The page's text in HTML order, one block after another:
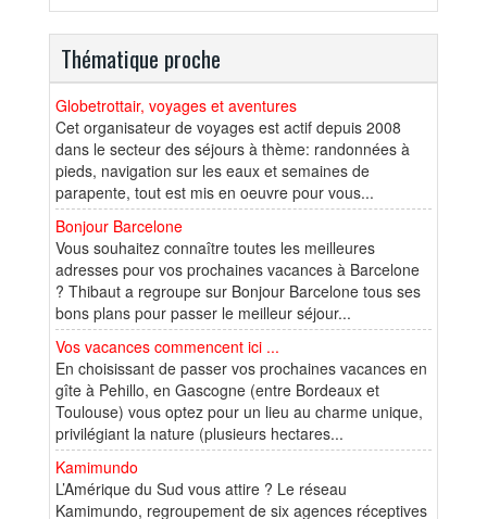
Thématique proche
Globetrottair, voyages et aventures
Cet organisateur de voyages est actif depuis 2008
dans le secteur des séjours à thème: randonnées à
pieds, navigation sur les eaux et semaines de
parapente, tout est mis en oeuvre pour vous...
Bonjour Barcelone
Vous souhaitez connaître toutes les meilleures
adresses pour vos prochaines vacances à Barcelone
? Thibaut a regroupe sur Bonjour Barcelone tous ses
bons plans pour passer le meilleur séjour...
Vos vacances commencent ici ...
En choisissant de passer vos prochaines vacances en
gîte à Pehillo, en Gascogne (entre Bordeaux et
Toulouse) vous optez pour un lieu au charme unique,
privilégiant la nature (plusieurs hectares...
Kamimundo
L’Amérique du Sud vous attire ? Le réseau
Kamimundo, regroupement de six agences réceptives